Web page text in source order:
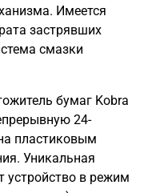
Имеется
застрявших
смазки
бумаг Kobra
24-
пластиковым
Уникальная
устройство в режим